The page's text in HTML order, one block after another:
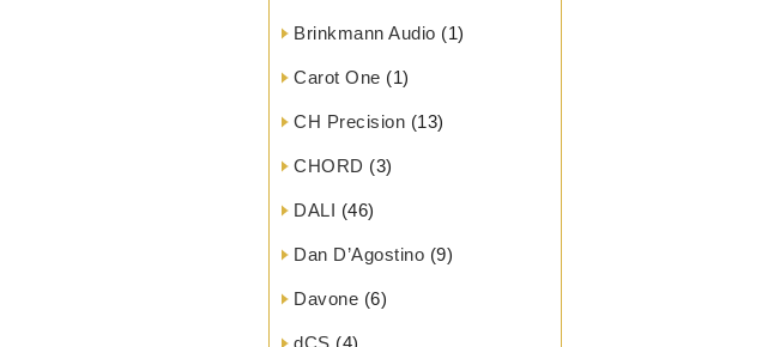
Brinkmann Audio (1)
Carot One (1)
CH Precision (13)
CHORD (3)
DALI (46)
Dan D’Agostino (9)
Davone (6)
dCS (4)